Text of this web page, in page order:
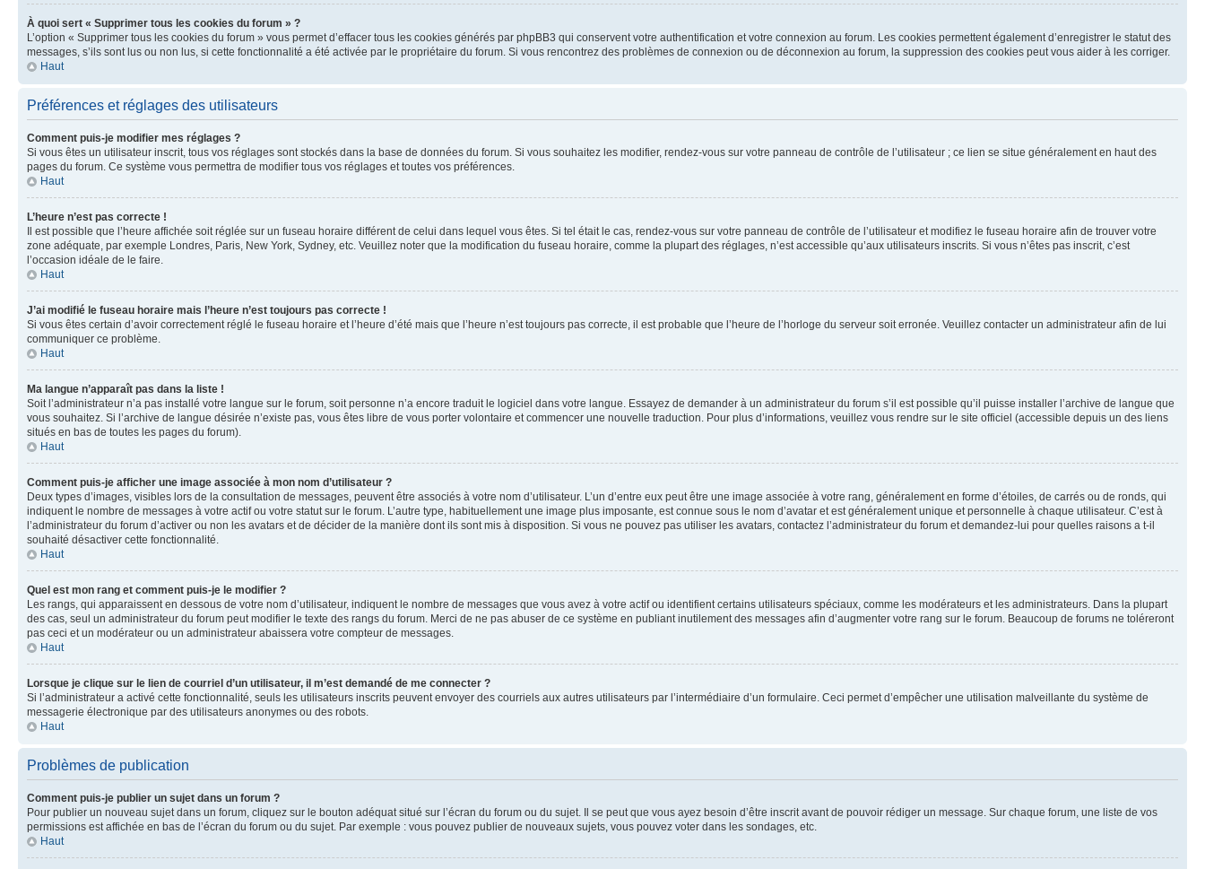
À quoi sert « Supprimer tous les cookies du forum » ?
L’option « Supprimer tous les cookies du forum » vous permet d’effacer tous les cookies générés par phpBB3 qui conservent votre authentification et votre connexion au forum. Les cookies permettent également d’enregistrer le statut des
messages, s’ils sont lus ou non lus, si cette fonctionnalité a été activée par le propriétaire du forum. Si vous rencontrez des problèmes de connexion ou de déconnexion au forum, la suppression des cookies peut vous aider à les corriger.
Haut
Préférences et réglages des utilisateurs
Comment puis-je modifier mes réglages ?
Si vous êtes un utilisateur inscrit, tous vos réglages sont stockés dans la base de données du forum. Si vous souhaitez les modifier, rendez-vous sur votre panneau de contrôle de l’utilisateur ; ce lien se situe généralement en haut des
pages du forum. Ce système vous permettra de modifier tous vos réglages et toutes vos préférences.
Haut
L’heure n’est pas correcte !
Il est possible que l’heure affichée soit réglée sur un fuseau horaire différent de celui dans lequel vous êtes. Si tel était le cas, rendez-vous sur votre panneau de contrôle de l’utilisateur et modifiez le fuseau horaire afin de trouver votre
zone adéquate, par exemple Londres, Paris, New York, Sydney, etc. Veuillez noter que la modification du fuseau horaire, comme la plupart des réglages, n’est accessible qu’aux utilisateurs inscrits. Si vous n’êtes pas inscrit, c’est
l’occasion idéale de le faire.
Haut
J’ai modifié le fuseau horaire mais l’heure n’est toujours pas correcte !
Si vous êtes certain d’avoir correctement réglé le fuseau horaire et l’heure d’été mais que l’heure n’est toujours pas correcte, il est probable que l’heure de l’horloge du serveur soit erronée. Veuillez contacter un administrateur afin de lui
communiquer ce problème.
Haut
Ma langue n’apparaît pas dans la liste !
Soit l’administrateur n’a pas installé votre langue sur le forum, soit personne n’a encore traduit le logiciel dans votre langue. Essayez de demander à un administrateur du forum s’il est possible qu’il puisse installer l’archive de langue que
vous souhaitez. Si l’archive de langue désirée n’existe pas, vous êtes libre de vous porter volontaire et commencer une nouvelle traduction. Pour plus d’informations, veuillez vous rendre sur le site officiel (accessible depuis un des liens
situés en bas de toutes les pages du forum).
Haut
Comment puis-je afficher une image associée à mon nom d’utilisateur ?
Deux types d’images, visibles lors de la consultation de messages, peuvent être associés à votre nom d’utilisateur. L’un d’entre eux peut être une image associée à votre rang, généralement en forme d’étoiles, de carrés ou de ronds, qui
indiquent le nombre de messages à votre actif ou votre statut sur le forum. L’autre type, habituellement une image plus imposante, est connue sous le nom d’avatar et est généralement unique et personnelle à chaque utilisateur. C’est à
l’administrateur du forum d’activer ou non les avatars et de décider de la manière dont ils sont mis à disposition. Si vous ne pouvez pas utiliser les avatars, contactez l’administrateur du forum et demandez-lui pour quelles raisons a t-il
souhaité désactiver cette fonctionnalité.
Haut
Quel est mon rang et comment puis-je le modifier ?
Les rangs, qui apparaissent en dessous de votre nom d’utilisateur, indiquent le nombre de messages que vous avez à votre actif ou identifient certains utilisateurs spéciaux, comme les modérateurs et les administrateurs. Dans la plupart
des cas, seul un administrateur du forum peut modifier le texte des rangs du forum. Merci de ne pas abuser de ce système en publiant inutilement des messages afin d’augmenter votre rang sur le forum. Beaucoup de forums ne toléreront
pas ceci et un modérateur ou un administrateur abaissera votre compteur de messages.
Haut
Lorsque je clique sur le lien de courriel d’un utilisateur, il m’est demandé de me connecter ?
Si l’administrateur a activé cette fonctionnalité, seuls les utilisateurs inscrits peuvent envoyer des courriels aux autres utilisateurs par l’intermédiaire d’un formulaire. Ceci permet d’empêcher une utilisation malveillante du système de
messagerie électronique par des utilisateurs anonymes ou des robots.
Haut
Problèmes de publication
Comment puis-je publier un sujet dans un forum ?
Pour publier un nouveau sujet dans un forum, cliquez sur le bouton adéquat situé sur l’écran du forum ou du sujet. Il se peut que vous ayez besoin d’être inscrit avant de pouvoir rédiger un message. Sur chaque forum, une liste de vos
permissions est affichée en bas de l’écran du forum ou du sujet. Par exemple : vous pouvez publier de nouveaux sujets, vous pouvez voter dans les sondages, etc.
Haut